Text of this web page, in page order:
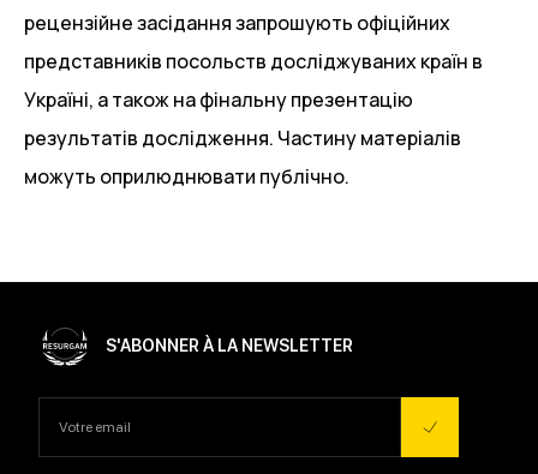
рецензійне засідання запрошують офіційних
представників посольств досліджуваних країн в
Україні, а також на фінальну презентацію
результатів дослідження. Частину матеріалів
можуть оприлюднювати публічно.
S'ABONNER À LA NEWSLETTER